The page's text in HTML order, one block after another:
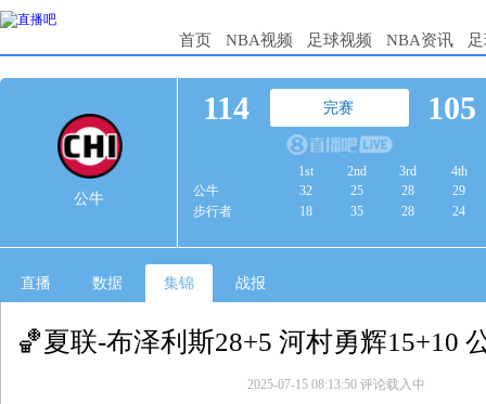
首页 NBA视频 足球视频 NBA资讯
公牛
114 完赛 105
1st 2nd 3rd
4th
公牛
32 25 28
29
步行者
18 35 28 24
直播 数据 集锦 战报
🏀夏联-布泽利斯28+5 河村勇辉15+10
2025-07-15 08:13:50 评论载入中